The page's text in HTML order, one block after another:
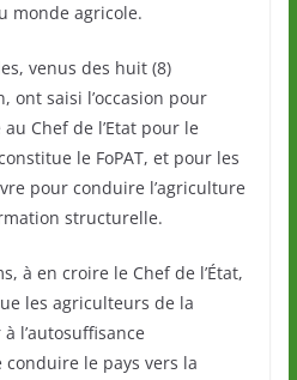
monde agricole.
venus des huit (8)
ont saisi l’occasion pour
Chef de l’Etat pour le
le FoPAT, et pour les
pour conduire l’agriculture
structurelle.
à en croire le Chef de l’État,
les agriculteurs de la
l’autosuffisance
le pays vers la